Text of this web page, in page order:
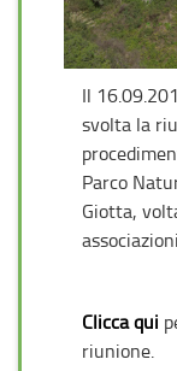
Il
svolta la
Parco
Giotta,
Clicca qui
riunione.